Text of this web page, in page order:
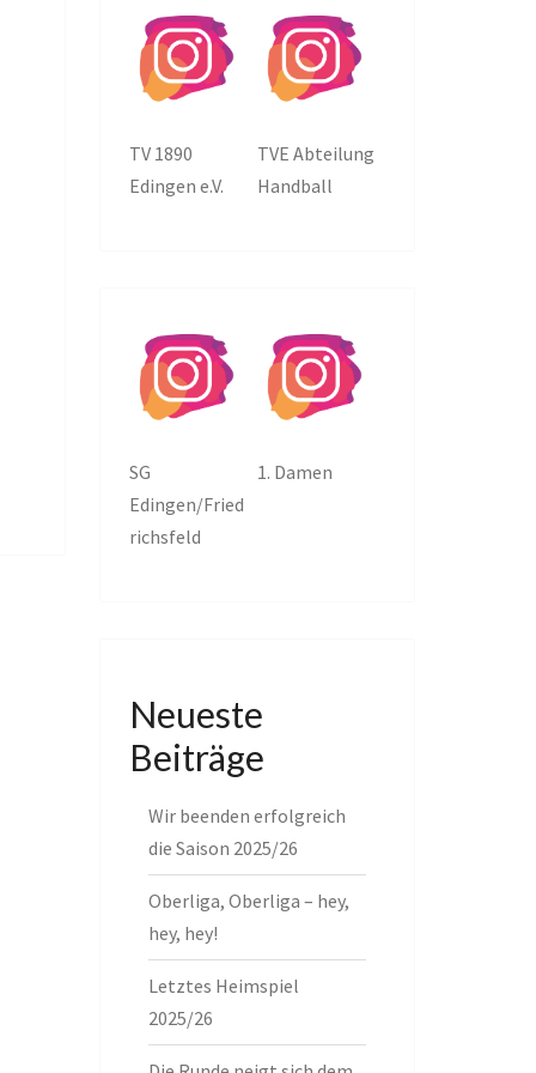
TV 1890
Edingen e.V.
TVE Abteilung
Handball
SG
Edingen/Fried
richsfeld
1. Damen
Neueste
Beiträge
Wir beenden erfolgreich
die Saison 2025/26
Oberliga, Oberliga – hey,
hey, hey!
Letztes Heimspiel
2025/26